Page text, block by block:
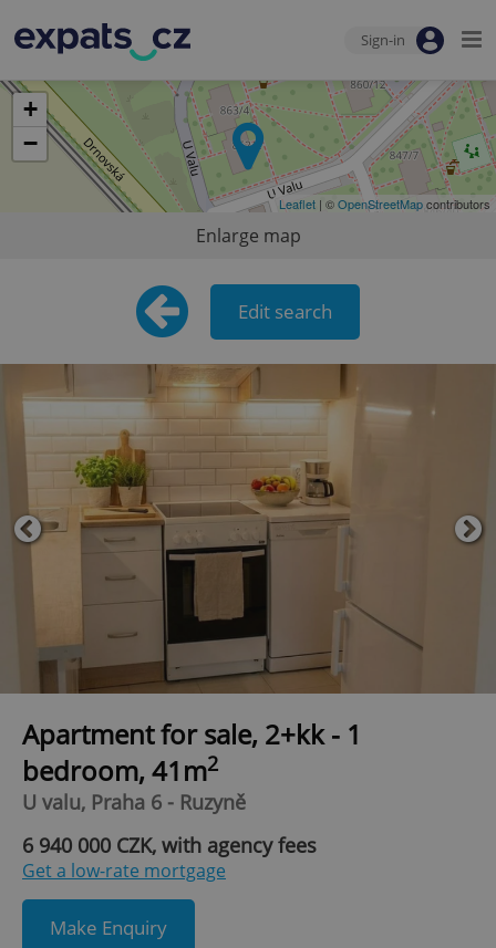
Sign-in
+
−
Leaflet | ©OpenStreetMapcontributors
Enlarge map
Edit search
Apartment for sale, 2+kk - 1
bedroom, 41m2
U valu, Praha 6 - Ruzyně
6 940 000 CZK, with agency fees
Get a low-rate mortgage
Make Enquiry